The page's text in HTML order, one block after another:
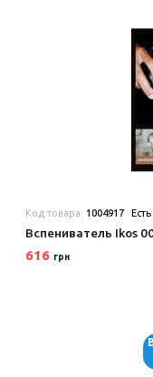
Код товара: 1004917
Вспениватель Ikos
616 грн